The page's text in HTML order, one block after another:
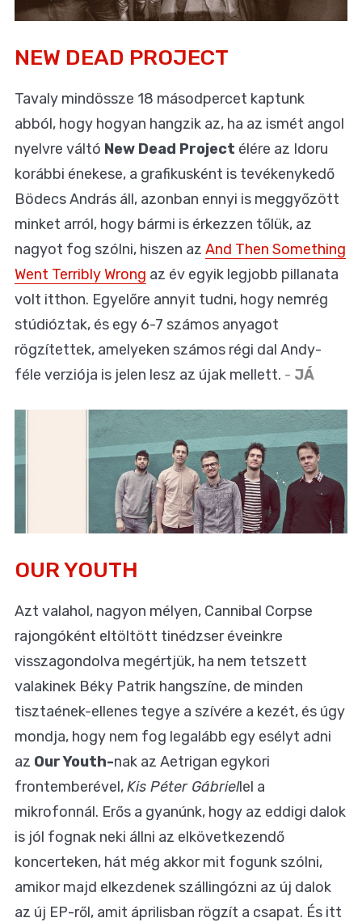
NEW DEAD PROJECT
Tavaly mindössze 18 másodpercet kaptunk
abból, hogy hogyan hangzik az, ha az ismét angol
nyelvre váltó New Dead Project élére az Idoru
korábbi énekese, a grafikusként is tevékenykedő
Bödecs András áll, azonban ennyi is meggyőzött
minket arról, hogy bármi is érkezzen tőlük, az
nagyot fog szólni, hiszen az And Then Something
Went Terribly Wrong az év egyik legjobb pillanata
volt itthon. Egyelőre annyit tudni, hogy nemrég
stúdióztak, és egy 6-7 számos anyagot
rögzítettek, amelyeken számos régi dal Andy-
féle verziója is jelen lesz az újak mellett. - JÁ
OUR YOUTH
Azt valahol, nagyon mélyen, Cannibal Corpse
rajongóként eltöltött tinédzser éveinkre
visszagondolva megértjük, ha nem tetszett
valakinek Béky Patrik hangszíne, de minden
tisztaének-ellenes tegye a szívére a kezét, és úgy
mondja, hogy nem fog legalább egy esélyt adni
az Our Youth-nak az Aetrigan egykori
frontemberével,Kis Péter Gábriellel a
mikrofonnál. Erős a gyanúnk, hogy az eddigi dalok
is jól fognak neki állni az elkövetkezendő
koncerteken, hát még akkor mit fogunk szólni,
amikor majd elkezdenek szállingózni az új dalok
az új EP-ről, amit áprilisban rögzít a csapat. És itt